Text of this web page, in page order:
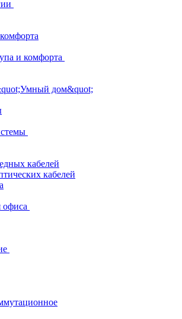
и комфорта
дом&quot;
кабелей
кабелей
офиса